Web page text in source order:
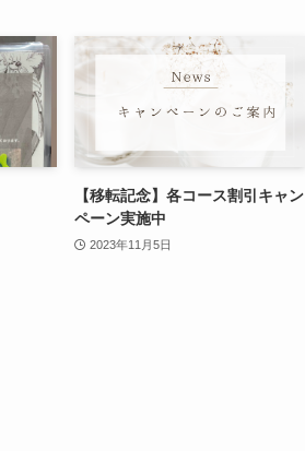
【移転記念】各コース割引キャン
ペーン実施中
2023年11月5日